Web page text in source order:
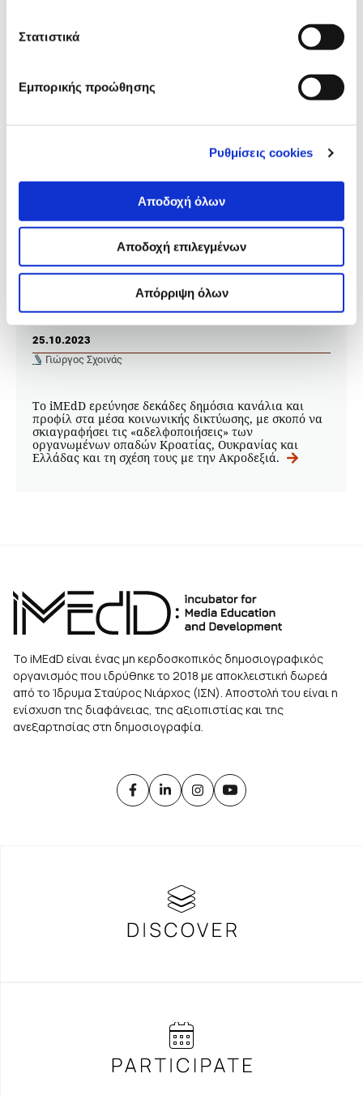
Στατιστικά
Εμπορικής προώθησης
Ρυθμίσεις cookies
Αποδοχή όλων
Αποδοχή επιλεγμένων
Απόρριψη όλων
ΘΕΜΑΤΑ
O σκιώδης κόσμος των χούλιγκαν
του Telegram
25.10.2023
Γιώργος Σχοινάς
Το iMEdD ερεύνησε δεκάδες δημόσια κανάλια και
προφίλ στα μέσα κοινωνικής δικτύωσης, με σκοπό να
σκιαγραφήσει τις «αδελφοποιήσεις» των
οργανωμένων οπαδών Κροατίας, Ουκρανίας και
Ελλάδας και τη σχέση τους με την Ακροδεξιά.
Το iMEdD είναι ένας μη κερδοσκοπικός δημοσιογραφικός
οργανισμός που ιδρύθηκε το 2018 με αποκλειστική δωρεά
από το Ίδρυμα Σταύρος Νιάρχος (ΙΣΝ). Αποστολή του είναι η
ενίσχυση της διαφάνειας, της αξιοπιστίας και της
ανεξαρτησίας στη δημοσιογραφία.